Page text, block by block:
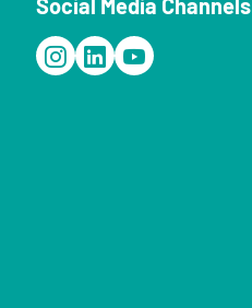
Social Media Channels